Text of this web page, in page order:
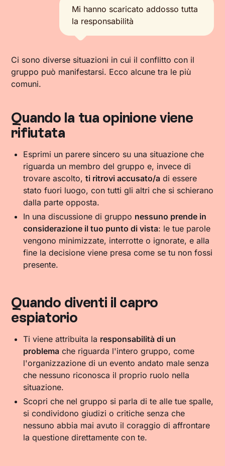
Mi hanno scaricato addosso tutta
la responsabilità
Ci sono diverse situazioni in cui il conflitto con il
gruppo può manifestarsi. Ecco alcune tra le più
comuni.
Quando la tua opinione viene
rifiutata
Esprimi un parere sincero su una situazione che
riguarda un membro del gruppo e, invece di
trovare ascolto,ti ritrovi accusato/a di essere
stato fuori luogo, con tutti gli altri che si schierano
dalla parte opposta.
In una discussione di gruppo nessuno prende in
considerazione il tuo punto di vista: le tue parole
vengono minimizzate, interrotte o ignorate, e alla
fine la decisione viene presa come se tu non fossi
presente.
Quando diventi il capro
espiatorio
Ti viene attribuita la responsabilità di un
problema che riguarda l'intero gruppo, come
l'organizzazione di un evento andato male senza
che nessuno riconosca il proprio ruolo nella
situazione.
Scopri che nel gruppo si parla di te alle tue spalle,
si condividono giudizi o critiche senza che
nessuno abbia mai avuto il coraggio di affrontare
la questione direttamente con te.